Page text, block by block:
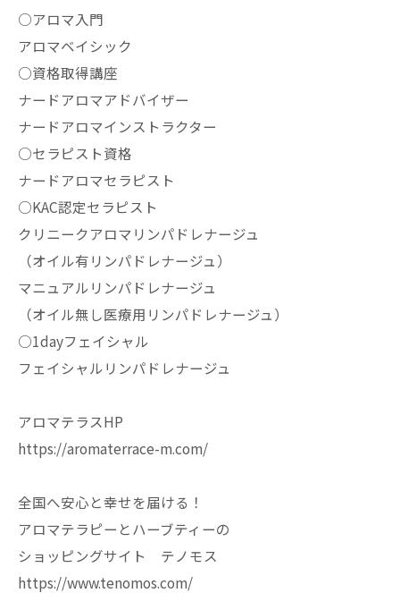
○アロマ入門
アロマベイシック
○資格取得講座
ナードアロマアドバイザー
ナードアロマインストラクター
○セラピスト資格
ナードアロマセラピスト
○KAC認定セラピスト
クリニークアロマリンパドレナージュ
（オイル有リンパドレナージュ）
マニュアルリンパドレナージュ
（オイル無し医療用リンパドレナージュ）
○1dayフェイシャル
フェイシャルリンパドレナージュ
アロマテラスHP
https://aromaterrace-m.com/
全国へ安心と幸せを届ける！
アロマテラピーとハーブティーの
ショッピングサイト テノモス
https://www.tenomos.com/